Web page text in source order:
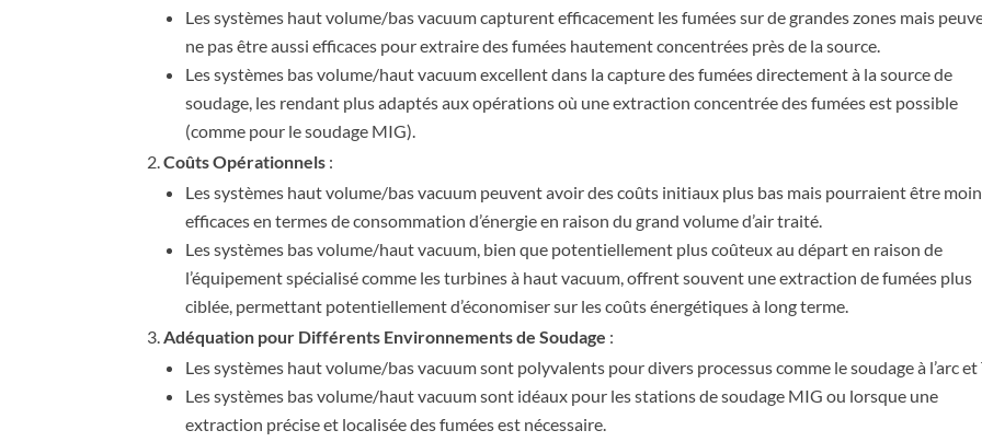
Les systèmes haut volume/bas vacuum capturent efficacement les fumées sur de grandes zones mais
ne pas être aussi efficaces pour extraire des fumées hautement concentrées près de la source.
Les systèmes bas volume/haut vacuum excellent dans la capture des fumées directement à la source de
soudage, les rendant plus adaptés aux opérations où une extraction concentrée des fumées est possible
(comme pour le soudage MIG).
Coûts Opérationnels :
Les systèmes haut volume/bas vacuum peuvent avoir des coûts initiaux plus bas mais pourraient être
efficaces en termes de consommation d’énergie en raison du grand volume d’air traité.
Les systèmes bas volume/haut vacuum, bien que potentiellement plus coûteux au départ en raison de
l’équipement spécialisé comme les turbines à haut vacuum, offrent souvent une extraction de fumées plus
ciblée, permettant potentiellement d’économiser sur les coûts énergétiques à long terme.
Adéquation pour Différents Environnements de Soudage :
Les systèmes haut volume/bas vacuum sont polyvalents pour divers processus comme le soudage à l’arc et
Les systèmes bas volume/haut vacuum sont idéaux pour les stations de soudage MIG ou lorsque une
extraction précise et localisée des fumées est nécessaire.